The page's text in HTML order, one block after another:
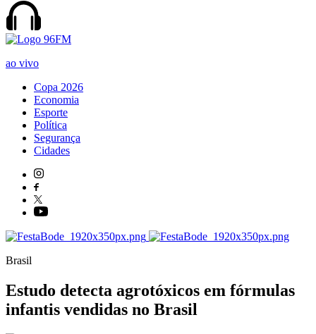
ao vivo
Copa 2026
Economia
Esporte
Política
Segurança
Cidades
Brasil
Estudo detecta agrotóxicos em fórmulas
infantis vendidas no Brasil